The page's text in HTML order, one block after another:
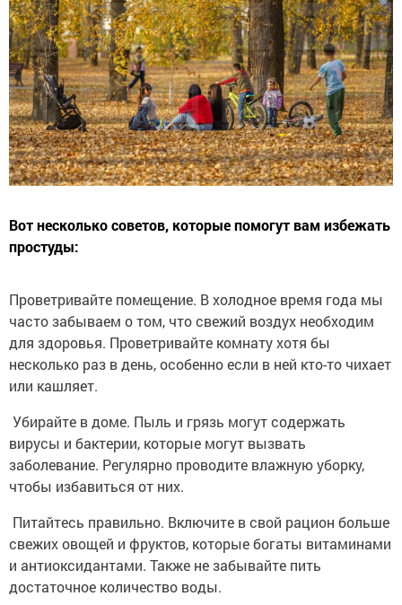
Вот несколько советов, которые помогут вам избежать
простуды:
Проветривайте помещение. В холодное время года мы
часто забываем о том, что свежий воздух необходим
для здоровья. Проветривайте комнату хотя бы
несколько раз в день, особенно если в ней кто-то чихает
или кашляет.
Убирайте в доме. Пыль и грязь могут содержать
вирусы и бактерии, которые могут вызвать
заболевание. Регулярно проводите влажную уборку,
чтобы избавиться от них.
Питайтесь правильно. Включите в свой рацион больше
свежих овощей и фруктов, которые богаты витаминами
и антиоксидантами. Также не забывайте пить
достаточное количество воды.